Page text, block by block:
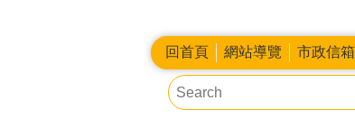
回首頁 網站導覽 市政信箱